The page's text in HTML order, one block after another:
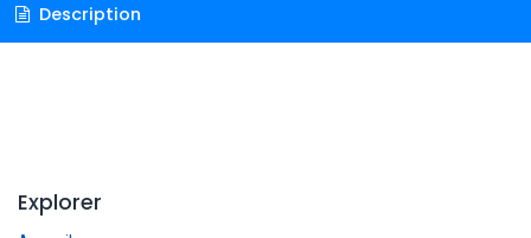
Description
Explorer